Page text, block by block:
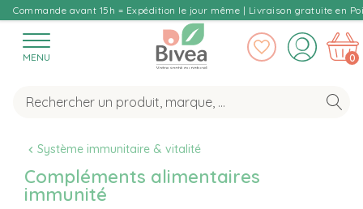
Commande avant 15h = Expédition le jour même | Livraison gratuite en
MENU 0
Système immunitaire & vitalité
Compléments alimentaires
immunité